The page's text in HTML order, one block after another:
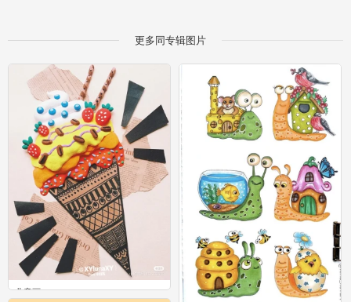
更多同专辑图片
儿童画